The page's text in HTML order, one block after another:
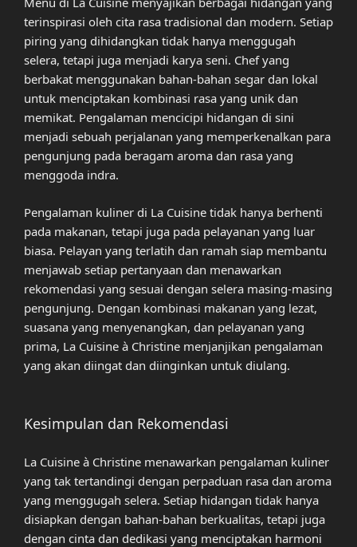
terinspirasi oleh cita rasa tradisional dan modern. Setiap
piring yang dihidangkan tidak hanya menggugah
selera, tetapi juga menjadi karya seni. Chef yang
berbakat menggunakan bahan-bahan segar dan lokal
untuk menciptakan kombinasi rasa yang unik dan
memikat. Pengalaman mencicipi hidangan di sini
menjadi sebuah perjalanan yang memperkenalkan para
pengunjung pada beragam aroma dan rasa yang
menggoda indra.
Pengalaman kuliner di La Cuisine tidak hanya berhenti
pada makanan, tetapi juga pada pelayanan yang luar
biasa. Pelayan yang terlatih dan ramah siap membantu
menjawab setiap pertanyaan dan menawarkan
rekomendasi yang sesuai dengan selera masing-masing
pengunjung. Dengan kombinasi makanan yang lezat,
suasana yang menyenangkan, dan pelayanan yang
prima, La Cuisine à Christine menjanjikan pengalaman
yang akan diingat dan diinginkan untuk diulang.
Kesimpulan dan Rekomendasi
La Cuisine à Christine menawarkan pengalaman kuliner
yang tak tertandingi dengan perpaduan rasa dan aroma
yang menggugah selera. Setiap hidangan tidak hanya
disiapkan dengan bahan-bahan berkualitas, tetapi juga
dengan cinta dan dedikasi yang menciptakan harmoni